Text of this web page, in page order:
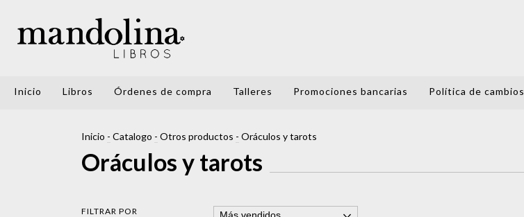
Inicio Libros Órdenes de compra Talleres Promociones bancarias Política de cambios
Inicio - Catalogo - Otros productos - Oráculos y tarots
Oráculos y tarots
FILTRAR POR